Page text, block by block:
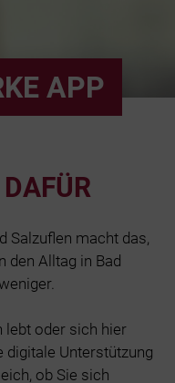
APP
Salzuflen macht das,
den Alltag in Bad
lebt oder sich hier
digitale Unterstützung
ob Sie sich
Netze und